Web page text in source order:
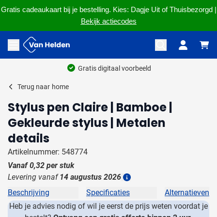
Gratis cadeaukaart bij je bestelling. Kies: Dagje Uit of Thuisbezorgd |
Bekijk actiecodes
Ga naar de inhoud
Menu openen
Gratis digitaal voorbeeld
Terug naar home
Stylus pen Claire | Bamboe |
Gekleurde stylus | Metalen
details
Artikelnummer: 548774
Vanaf0,32 per stuk
Levering vanaf 14 augustus 2026
Beschrijving Specificaties
Alternatieven
Heb je advies nodig of wil je eerst de prijs weten voordat je